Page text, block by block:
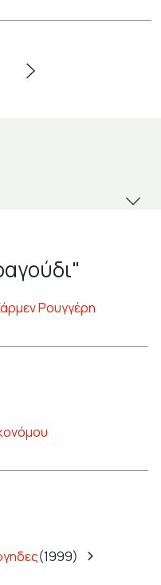
Ρουγγέρη
(1999)